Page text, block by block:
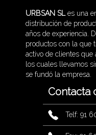
URBSAN SLes una
distribución de
años de experiencia.
productos con la que
activo de clientes que
los cuales llevamos
se fundó la empresa.
Contacta
Telf: 91